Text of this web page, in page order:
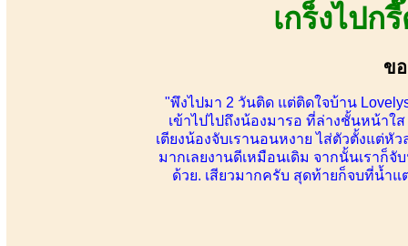
เกร็งไป
ข
"พึงไปมา 2 วันติด แต่ติดใจบ้าน
เข้าไปไปถึงน้องมารอ ที่ล่างชั้นหน้าใ
เตียงน้องจับเรานอนหงาย ไส่ตัวตั้งแต่หั
มากเลยงานดีเหมือนเดิม จากนั้นเราก็
ด้วย. เสียวมากครับ สุดท้ายก็จบที่น้ำ